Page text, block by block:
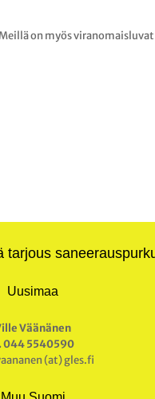
on myös
tarjous
Uusimaa
Väänänen
044 5540590
(at) gles.fi